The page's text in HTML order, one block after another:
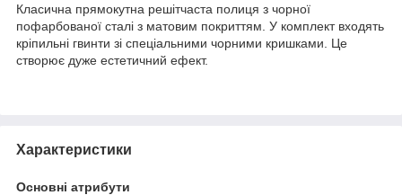
Класична прямокутна решітчаста полиця з чорної
пофарбованої сталі з матовим покриттям. У комплект входять
кріпильні гвинти зі спеціальними чорними кришками. Це
створює дуже естетичний ефект.
Характеристики
Основні атрибути